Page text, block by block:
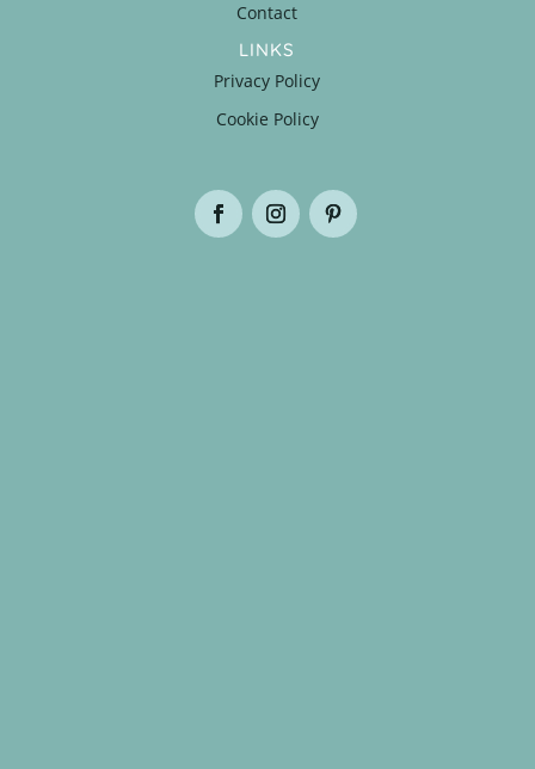
Contact
LINKS
Privacy Policy
Cookie Policy